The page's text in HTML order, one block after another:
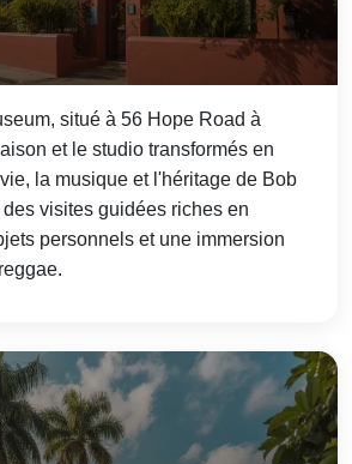
situé à 56 Hope Road à
et le studio transformés en
la musique et l'héritage de Bob
visites guidées riches en
personnels et une immersion